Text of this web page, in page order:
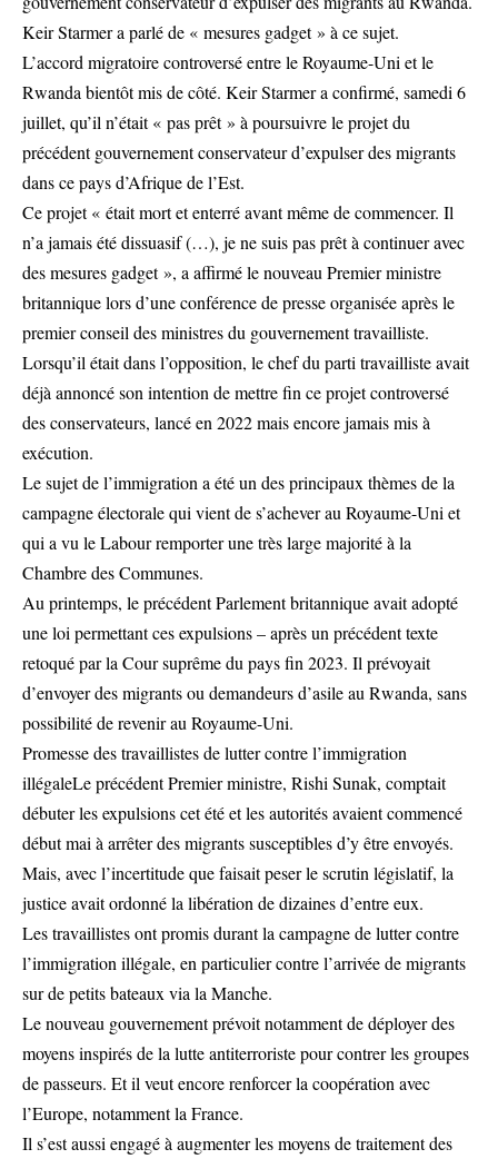
Keir Starmer a parlé de « mesures gadget » à ce sujet.
L’accord migratoire controversé entre le Royaume-Uni et le
Rwanda bientôt mis de côté. Keir Starmer a confirmé, samedi 6
juillet, qu’il n’était « pas prêt » à poursuivre le projet du
précédent gouvernement conservateur d’expulser des migrants
dans ce pays d’Afrique de l’Est.
Ce projet « était mort et enterré avant même de commencer. Il
n’a jamais été dissuasif (…), je ne suis pas prêt à continuer avec
des mesures gadget », a affirmé le nouveau Premier ministre
britannique lors d’une conférence de presse organisée après le
premier conseil des ministres du gouvernement travailliste.
Lorsqu’il était dans l’opposition, le chef du parti travailliste avait
déjà annoncé son intention de mettre fin ce projet controversé
des conservateurs, lancé en 2022 mais encore jamais mis à
exécution.
Le sujet de l’immigration a été un des principaux thèmes de la
campagne électorale qui vient de s’achever au Royaume-Uni et
qui a vu le Labour remporter une très large majorité à la
Chambre des Communes.
Au printemps, le précédent Parlement britannique avait adopté
une loi permettant ces expulsions – après un précédent texte
retoqué par la Cour suprême du pays fin 2023. Il prévoyait
d’envoyer des migrants ou demandeurs d’asile au Rwanda, sans
possibilité de revenir au Royaume-Uni.
Promesse des travaillistes de lutter contre l’immigration
illégaleLe précédent Premier ministre, Rishi Sunak, comptait
débuter les expulsions cet été et les autorités avaient commencé
début mai à arrêter des migrants susceptibles d’y être envoyés.
Mais, avec l’incertitude que faisait peser le scrutin législatif, la
justice avait ordonné la libération de dizaines d’entre eux.
Les travaillistes ont promis durant la campagne de lutter contre
l’immigration illégale, en particulier contre l’arrivée de migrants
sur de petits bateaux via la Manche.
Le nouveau gouvernement prévoit notamment de déployer des
moyens inspirés de la lutte antiterroriste pour contrer les groupes
de passeurs. Et il veut encore renforcer la coopération avec
l’Europe, notamment la France.
Il s’est aussi engagé à augmenter les moyens de traitement des